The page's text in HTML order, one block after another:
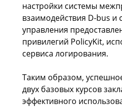
настройки системы
взаимодействия D-bus и
управления
привилегий PolicyKit,
сервиса логирования.
Таким образом,
двух базовых курсов
эффективного